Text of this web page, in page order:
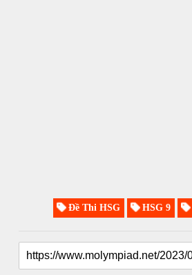
Đề Thi HSG HSG 9